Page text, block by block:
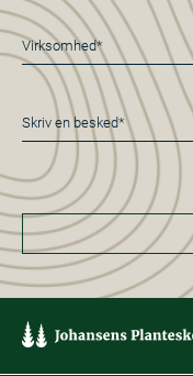
Virksomhed*
*
Besked
*